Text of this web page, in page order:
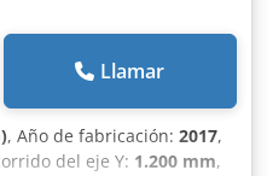
Llamar
, Año de fabricación: 2017,
del eje Y: 1.200 mm,